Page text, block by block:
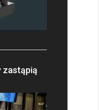
zastąpią